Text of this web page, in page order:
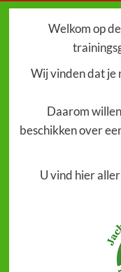
Welkom op
Wij vinden dat je
Daarom
beschikken over
U vind hier